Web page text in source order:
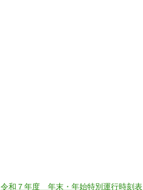
令和７年度 年末・年始特別運行時刻表